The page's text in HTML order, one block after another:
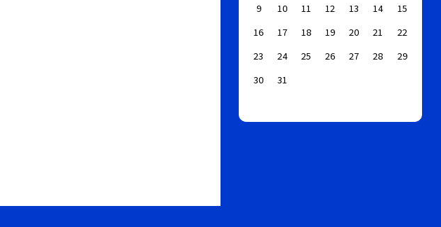
9
10 11 12 13 14
15
16
17 18 19 20 21
22
23
24 25 26 27 28
29
30
31